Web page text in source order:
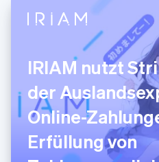
IRIAM nutzt
der
Online-
Erfüllung von
English Svenska
English
Gibraltar
English
Griechenland
English
Indien
English
Irland